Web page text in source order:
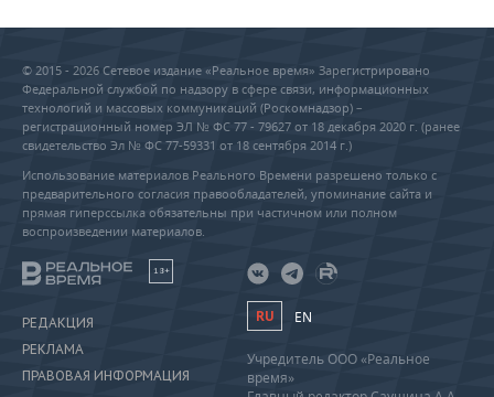
© 2015 - 2026 Сетевое издание «Реальное время» Зарегистрировано
Федеральной службой по надзору в сфере связи, информационных
технологий и массовых коммуникаций (Роскомнадзор) –
регистрационный номер ЭЛ № ФС 77 - 79627 от 18 декабря 2020 г. (ранее
свидетельство Эл № ФС 77-59331 от 18 сентября 2014 г.)
Использование материалов Реального Времени разрешено только с
предварительного согласия правообладателей, упоминание сайта и
прямая гиперссылка обязательны при частичном или полном
воспроизведении материалов.
18+
РЕДАКЦИЯ
РЕКЛАМА
ПРАВОВАЯ ИНФОРМАЦИЯ
RU EN
Учредитель ООО «Реальное
время»